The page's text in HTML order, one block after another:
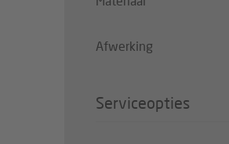
Afwerking
Serviceopties